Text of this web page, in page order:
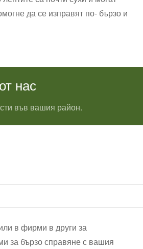
да се изправят по- бързо и
нас
във вашия район.
в фирми в други за
за бързо справяне с вашия